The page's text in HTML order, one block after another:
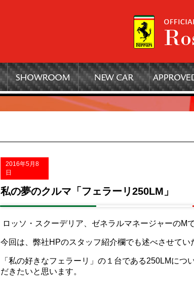
2016年5月8
日
私の夢のクルマ「フェラーリ250LM」
ロッソ・スクーデリア、ゼネラルマネージャーのMで
今回は、弊社HPのスタッフ紹介欄でも述べさせてい
「私の好きなフェラーリ」の１台である250LMにつ
だきたいと思います。